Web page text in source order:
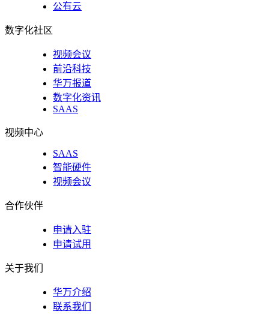
公有云
数字化社区
视频会议
前沿科技
华万报道
数字化资讯
SAAS
视频中心
SAAS
智能硬件
视频会议
合作伙伴
申请入驻
申请试用
关于我们
华万介绍
联系我们